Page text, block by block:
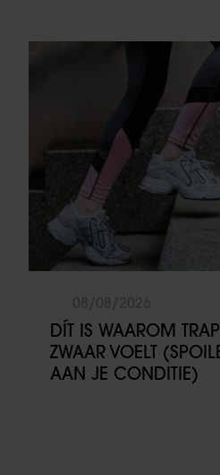
DÍT IS WAAROM
ZWAAR VOELT
AAN JE CONDITIE)